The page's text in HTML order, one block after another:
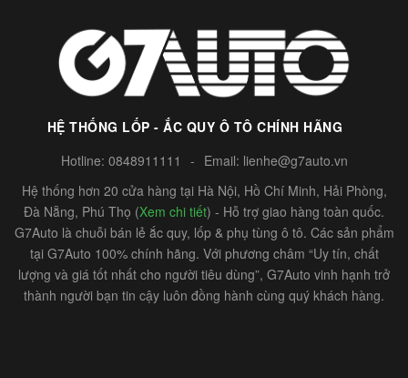
HỆ THỐNG LỐP - ẮC QUY Ô TÔ CHÍNH HÃNG
Hotline: 0848911111 - Email: lienhe@g7auto.vn
Hệ thống hơn 20 cửa hàng tại Hà Nội, Hồ Chí Minh, Hải Phòng,
Đà Nẵng, Phú Thọ (Xem chi tiết) - Hỗ trợ giao hàng toàn quốc.
G7Auto là chuỗi bán lẻ ắc quy, lốp & phụ tùng ô tô. Các sản phẩm
tại G7Auto 100% chính hãng. Với phương châm “Uy tín, chất
lượng và giá tốt nhất cho người tiêu dùng”, G7Auto vinh hạnh trở
thành người bạn tin cậy luôn đồng hành cùng quý khách hàng.